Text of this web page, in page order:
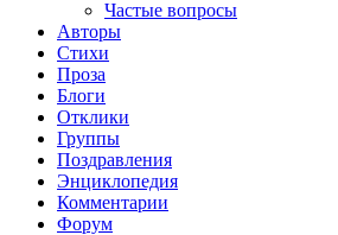
Частые вопросы
Авторы
Стихи
Проза
Блоги
Отклики
Группы
Поздравления
Энциклопедия
Комментарии
Форум